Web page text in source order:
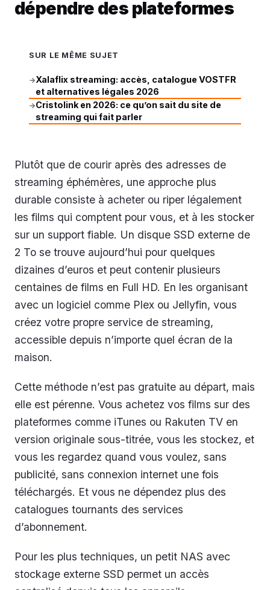
dépendre des plateformes
SUR LE MÊME SUJET
→Xalaflix streaming: accès, catalogue VOSTFR
et alternatives légales 2026
→Cristolink en 2026: ce qu’on sait du site de
streaming qui fait parler
Plutôt que de courir après des adresses de
streaming éphémères, une approche plus
durable consiste à acheter ou riper légalement
les films qui comptent pour vous, et à les stocker
sur un support fiable. Un disque SSD externe de
2 To se trouve aujourd’hui pour quelques
dizaines d’euros et peut contenir plusieurs
centaines de films en Full HD. En les organisant
avec un logiciel comme Plex ou Jellyfin, vous
créez votre propre service de streaming,
accessible depuis n’importe quel écran de la
maison.
Cette méthode n’est pas gratuite au départ, mais
elle est pérenne. Vous achetez vos films sur des
plateformes comme iTunes ou Rakuten TV en
version originale sous-titrée, vous les stockez, et
vous les regardez quand vous voulez, sans
publicité, sans connexion internet une fois
téléchargés. Et vous ne dépendez plus des
catalogues tournants des services
d’abonnement.
Pour les plus techniques, un petit NAS avec
stockage externe SSD permet un accès